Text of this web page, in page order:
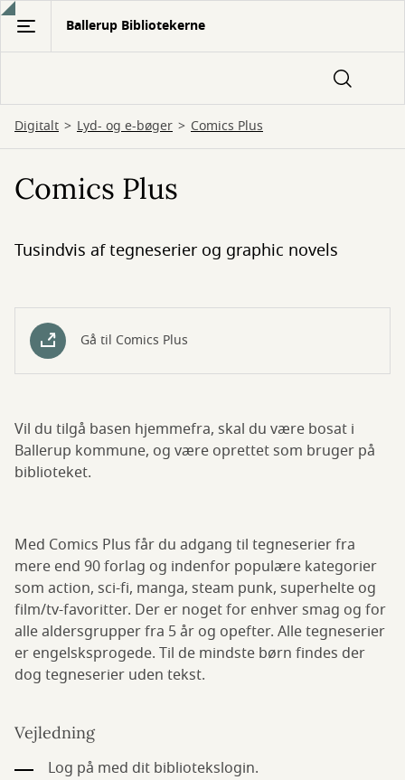
Gå
hovedindhold
Ballerup Bibliotekerne
Digitalt Lyd- og e-bøger Comics Plus
Comics Plus
Tusindvis af tegneserier og graphic novels
Gå til Comics Plus
Vil du tilgå basen hjemmefra, skal du være bosat i
Ballerup kommune, og være oprettet som bruger på
biblioteket.
Med Comics Plus får du adgang til tegneserier fra
mere end 90 forlag og indenfor populære kategorier
som action, sci-fi, manga, steam punk, superhelte og
film/tv-favoritter. Der er noget for enhver smag og for
alle aldersgrupper fra 5 år og opefter. Alle tegneserier
er engelsksprogede. Til de mindste børn findes der
dog tegneserier uden tekst.
Vejledning
Log på med dit bibliotekslogin.